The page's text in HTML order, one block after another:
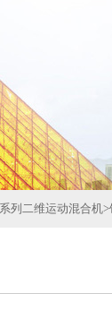
列二维运动混合机>